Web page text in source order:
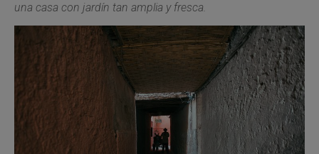
una casa con jardín tan amplia y fresca.